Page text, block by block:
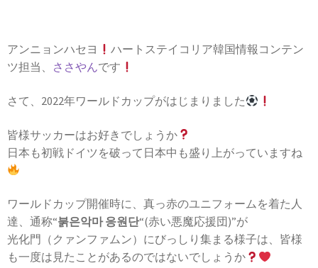
アンニョンハセヨ
ハートステイコリア韓国情報コンテン
ツ担当、 ささやんです
さて、2022年ワールドカップがはじまりました
皆様サッカーはお好きでしょうか
日本も初戦ドイツを破って日本中も盛り上がっていますね
ワールドカップ開催時に、真っ赤のユニフォームを着た人
達、通称“붉은악마 응원단“(赤い悪魔応援団)”が
光化門（クァンファムン）にびっしり集まる様子は、皆様
も一度は見たことがあるのではないでしょうか